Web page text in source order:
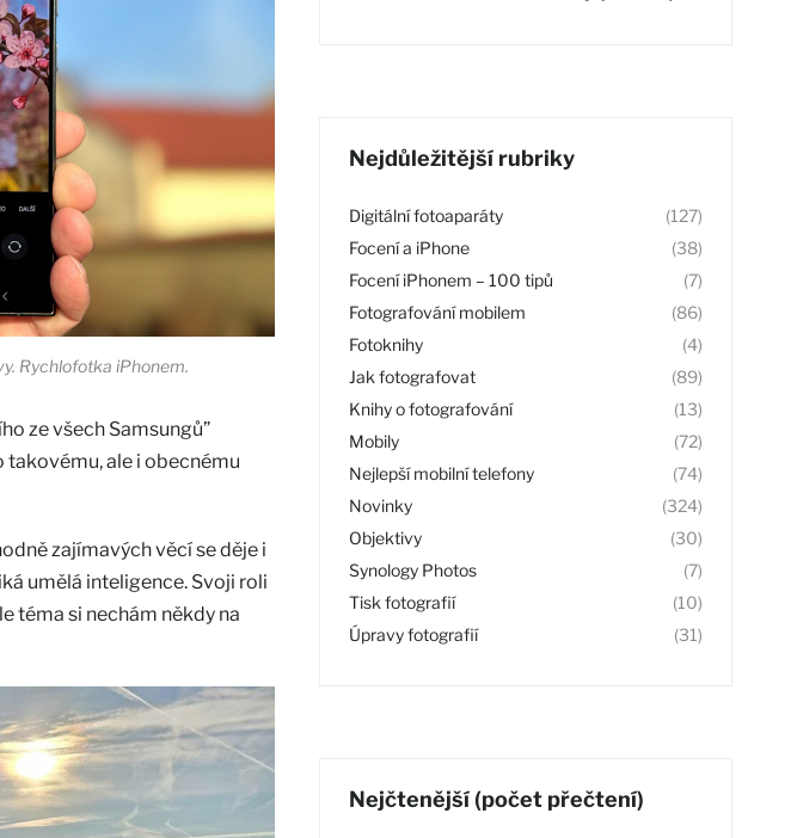
Rychlofotka iPhonem.
ze všech Samsungů”
ale i obecnému
zajímavých věcí se děje i
umělá inteligence. Svoji roli
téma si nechám někdy na
Nejdůležitější rubriky
Digitální fotoaparáty
(127)
Focení a iPhone
(38)
Focení iPhonem – 100 tipů
(7)
Fotografování mobilem
(86)
Fotoknihy
(4)
Jak fotografovat
(89)
Knihy o fotografování
(13)
Mobily
(72)
Nejlepší mobilní telefony
(74)
Novinky
(324)
Objektivy
(30)
Synology Photos
(7)
Tisk fotografií
(10)
Úpravy fotografií
(31)
Nejčtenější (počet přečtení)